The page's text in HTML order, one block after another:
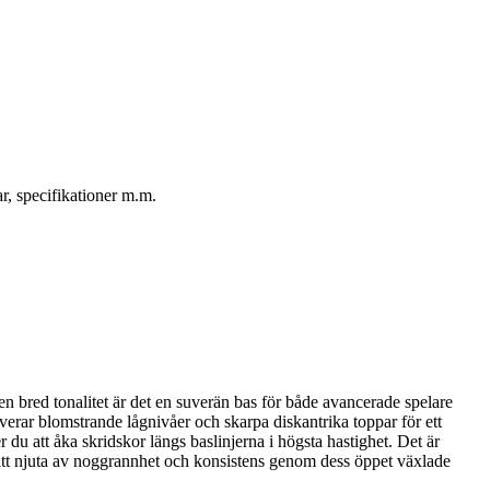
specifikationer m.m.
tonalitet är det en suverän bas för både avancerade spelare
blomstrande lågnivåer och skarpa diskantrika toppar för ett
att åka skridskor längs baslinjerna i högsta hastighet. Det är
av noggrannhet och konsistens genom dess öppet växlade